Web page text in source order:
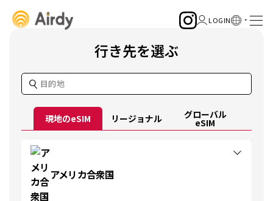
行き先を選ぶ
現地のeSIM リージョナル グローバル
eSIM
アメリカ合衆国